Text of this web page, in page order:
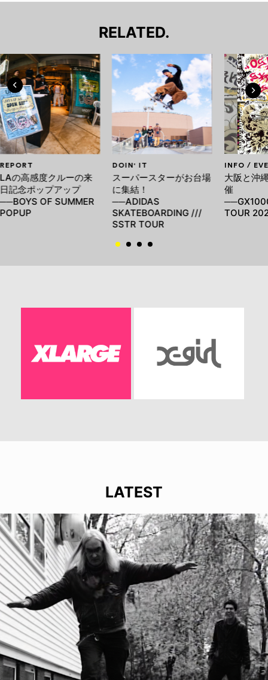
RELATED.
REPORT
LAの高感度クルーの来
日記念ポップアップ
──BOYS OF SUMMER
POPUP
DOIN' IT
スーパースターがお台場
に集結！
──ADIDAS
SKATEBOARDING ///
SSTR TOUR
INFO /
大阪と沖
催
TOUR
LATEST